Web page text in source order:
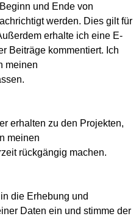
und Ende von
werden. Dies gilt für
erhalte ich eine E-
Beiträge kommentiert. Ich
meinen
erhalten zu den Projekten,
meinen
rückgängig machen.
die Erhebung und
Daten ein und stimme der